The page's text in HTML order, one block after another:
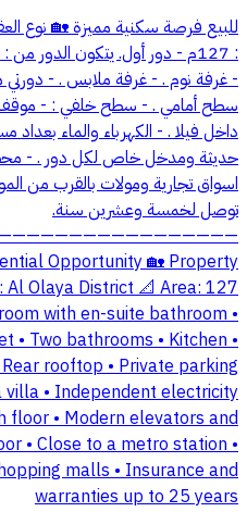
للبيع فرصة سكنية مميزة 🏡 نوع
: 127م - دور أول. يتكون الدور
- ⁠غرفة نوم . - غرفة ملابس . -
⁠سطح أمامي . - سطح خلفي : - ⁠موقف
داخل فيلا . - الكهرباء والماء
حديثة ومدخل خاص لكل دور . -
اسواق تجارية ومولات بالقرب من
توصل لخمسة وعشرين سنة.
Opportunity 🏡 Property
Olaya District 📐 Area: 127
with en-suite bathroom •
• Two bathrooms • Kitchen •
rooftop • Private parking
villa • Independent electricity
floor • Modern elevators and
• Close to a metro station •
malls • Insurance and
warranties up to 25 years